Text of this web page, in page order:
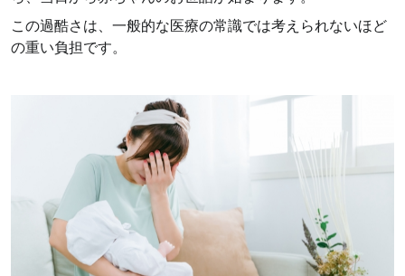
この過酷さは、一般的な医療の常識では考えられないほど
の重い負担です。